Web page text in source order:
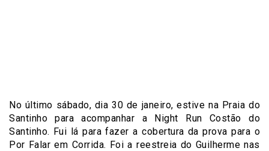
No último sábado, dia 30 de janeiro, estive na Praia do
Santinho para acompanhar a Night Run Costão do
Santinho. Fui lá para fazer a cobertura da prova para o
Por Falar em Corrida. Foi a reestreia do Guilherme nas